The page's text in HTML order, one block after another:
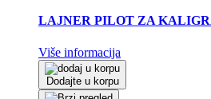
LAJNER PILOT ZA
Više informacija
Dodajte u korpu